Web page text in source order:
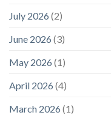
July 2026 (2)
June 2026 (3)
May 2026 (1)
April 2026 (4)
March 2026 (1)